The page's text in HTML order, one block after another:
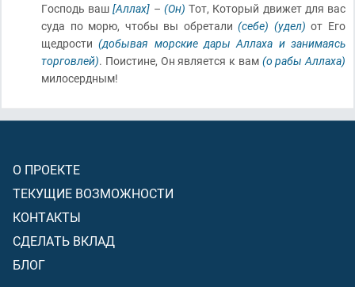
Господь ваш[Аллах] – (Он) Тот, Который движет для вас
суда по морю, чтобы вы обретали(себе) (удел) от Его
щедрости(добывая морские дары Аллаха и занимаясь
торговлей). Поистине, Он является к вам (о рабы Аллаха)
милосердным!
О ПРОЕКТЕ
ТЕКУЩИЕ ВОЗМОЖНОСТИ
КОНТАКТЫ
СДЕЛАТЬ ВКЛАД
БЛОГ